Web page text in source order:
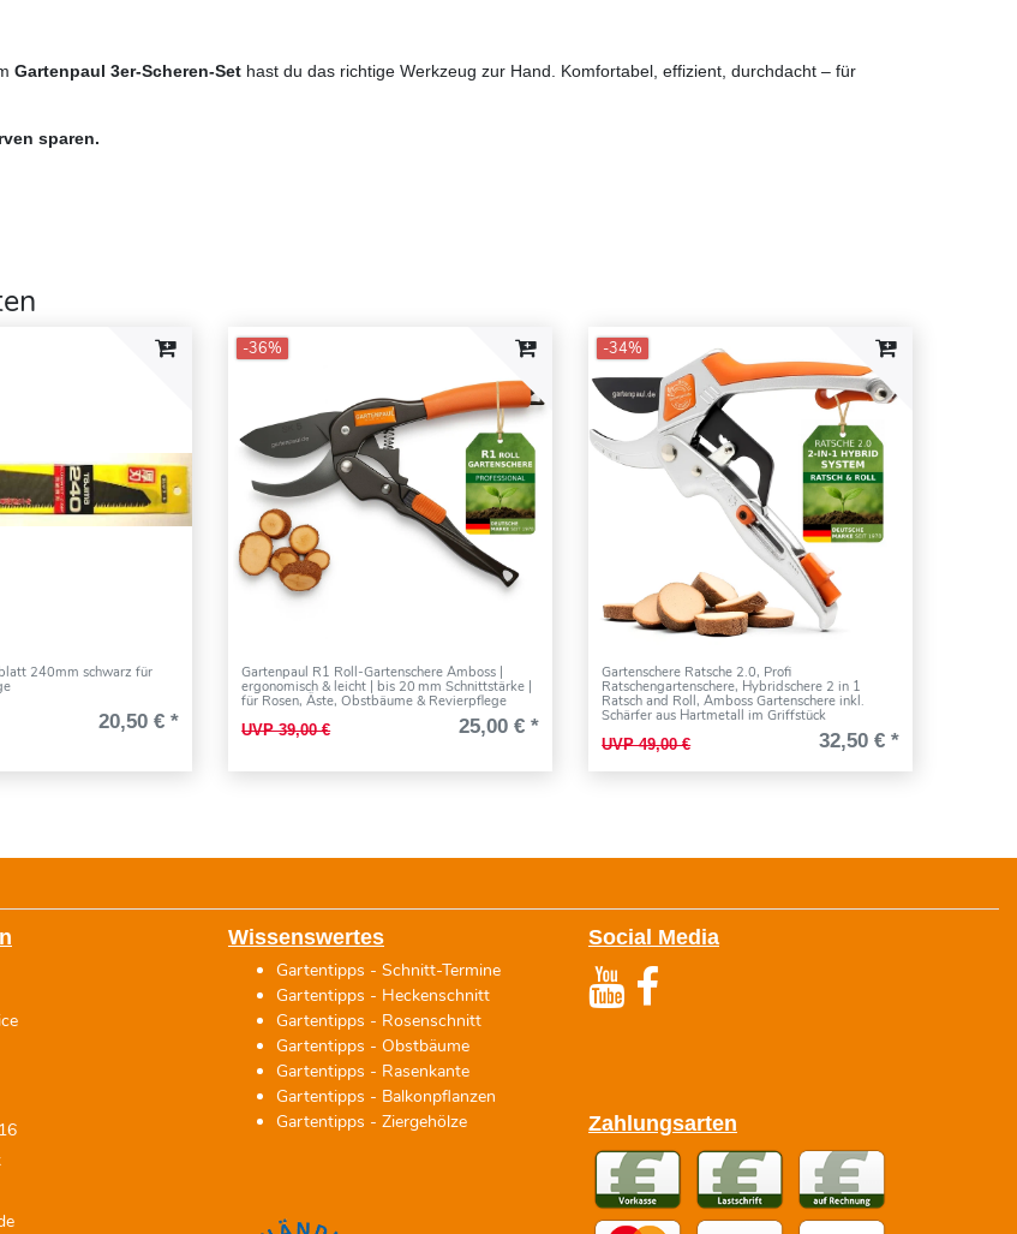
Gartenpaul 3er-Scheren-Set hast du das richtige Werkzeug zur Hand. Komfortabel, effizient, durchdacht – für
sparen.
240mm schwarz für
20,50 € *
-36%
Gartenpaul R1 Roll-Gartenschere Amboss |
ergonomisch & leicht | bis 20 mm Schnittstärke |
für Rosen, Äste, Obstbäume & Revierpflege
UVP 39,00 € 25,00 € *
-34%
Gartenschere Ratsche 2.0, Profi
Ratschengartenschere, Hybridschere 2 in 1
Ratsch and Roll, Amboss Gartenschere inkl.
Schärfer aus Hartmetall im Griffstück
UVP 49,00 € 32,50 € *
Wissenswertes
Gartentipps - Schnitt-Termine
Gartentipps - Heckenschnitt
Gartentipps - Rosenschnitt
Gartentipps - Obstbäume
Gartentipps - Rasenkante
Gartentipps - Balkonpflanzen
Gartentipps - Ziergehölze
Social Media
Zahlungsarten